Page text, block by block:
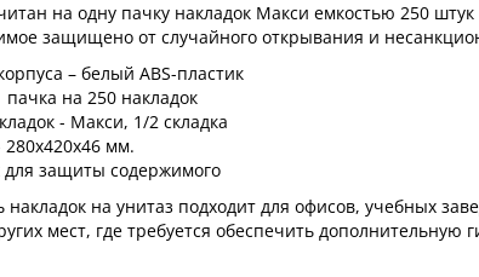
на одну пачку накладок Макси емкостью 250
защищено от случайного открывания и
– белый ABS-пластик
пачка на 250 накладок
- Макси, 1/2 складка
мм.
для защиты содержимого
накладок на унитаз подходит для офисов, учебных
мест, где требуется обеспечить дополнительную